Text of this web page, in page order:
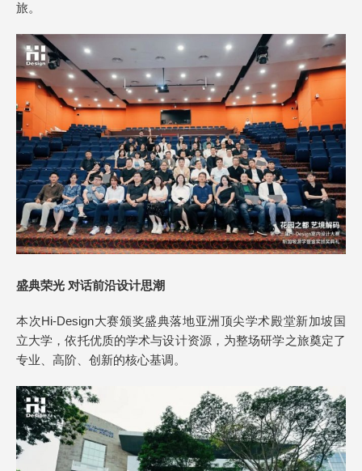
旅。
盛典荣光 对话前沿设计思潮
本次Hi-Design大赛颁奖盛典落地亚洲顶尖学术殿堂新加坡国
立大学，依托优质的学术与设计资源，为整场研学之旅奠定了
专业、高阶、创新的核心基调。